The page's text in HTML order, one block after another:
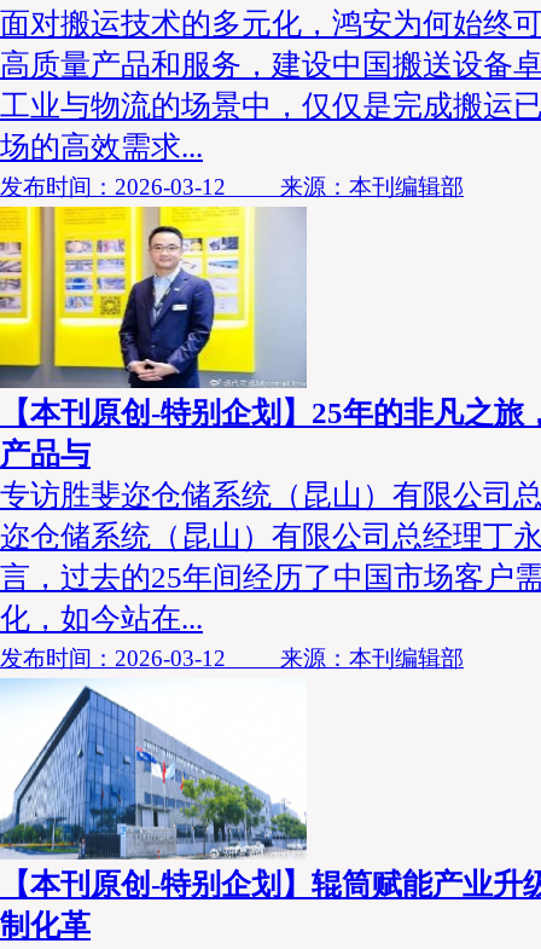
面对搬运技术的多元化，鸿安为何始终
高质量产品和服务，建设中国搬送设备
工业与物流的场景中，仅仅是完成搬运
场的高效需求...
发布时间：2026-03-12 来源：本刊编辑部
【本刊原创-特别企划】25年的非凡之
产品与
专访胜斐迩仓储系统（昆山）有限公司
迩仓储系统（昆山）有限公司总经理丁
言，过去的25年间经历了中国市场客户
化，如今站在...
发布时间：2026-03-12 来源：本刊编辑部
【本刊原创-特别企划】辊筒赋能产业升
制化革